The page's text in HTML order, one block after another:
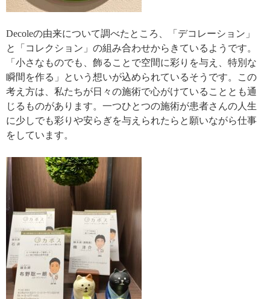
Decoleの由来について調べたところ、「デコレーション」
と「コレクション」の組み合わせからきているようです。
「小さなものでも、飾ることで空間に彩りを与え、特別な
瞬間を作る」という想いが込められているそうです。この
考え方は、私たちが日々の施術で心がけていることとも通
じるものがあります。一つひとつの施術が患者さんの人生
に少しでも彩りや安らぎを与えられたらと願いながら仕事
をしています。